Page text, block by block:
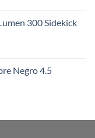
300 Sidekick
Negro 4.5